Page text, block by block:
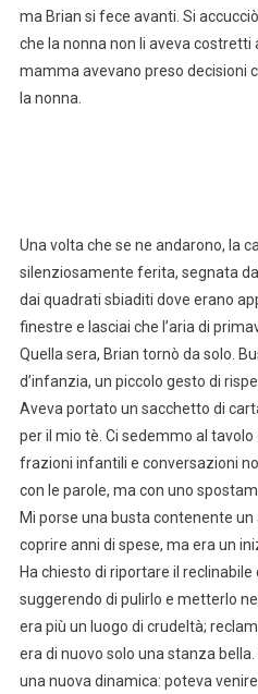
ma Brian si fece avanti. Si
che la nonna non li aveva costretti
mamma avevano preso decisioni
la nonna.
Una volta che se ne andarono, la
silenziosamente ferita, segnata
dai quadrati sbiaditi dove erano
finestre e lasciai che l’aria di
Quella sera, Brian tornò da solo.
d’infanzia, un piccolo gesto di
Aveva portato un sacchetto di
per il mio tè. Ci sedemmo al
frazioni infantili e conversazioni
con le parole, ma con uno
Mi porse una busta contenente
coprire anni di spese, ma era un
Ha chiesto di riportare il reclinabile
suggerendo di pulirlo e metterlo
era più un luogo di crudeltà;
era di nuovo solo una stanza
una nuova dinamica: poteva